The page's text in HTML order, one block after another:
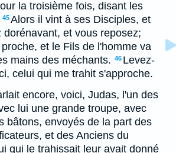
la troisième fois, disant les
45Alors il vint à ses Disciples, et
dorénavant, et vous reposez;
et le Fils de l'homme va
mains des méchants. 46 Levez-
celui qui me trahit s'approche.
encore, voici, Judas, l'un des
lui une grande troupe, avec
bâtons, envoyés de la part des
et des Anciens du
qui le trahissait leur avait donné